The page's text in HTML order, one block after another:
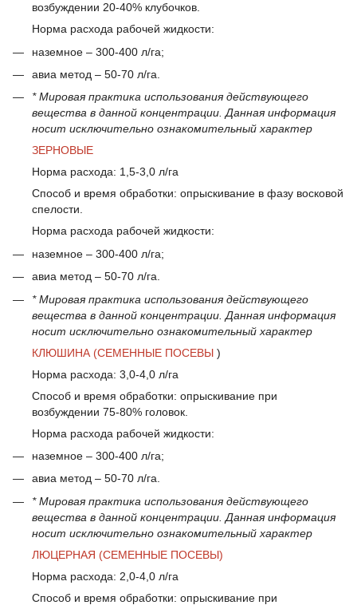
возбуждении 20-40% клубочков.
Норма расхода рабочей жидкости:
наземное – 300-400 л/га;
авиа метод – 50-70 л/га.
* Мировая практика использования действующего
вещества в данной концентрации. Данная информация
носит исключительно ознакомительный характер
ЗЕРНОВЫЕ
Норма расхода: 1,5-3,0 л/га
Способ и время обработки: опрыскивание в фазу восковой
спелости.
Норма расхода рабочей жидкости:
наземное – 300-400 л/га;
авиа метод – 50-70 л/га.
* Мировая практика использования действующего
вещества в данной концентрации. Данная информация
носит исключительно ознакомительный характер
КЛЮШИНА (СЕМЕННЫЕ ПОСЕВЫ )
Норма расхода: 3,0-4,0 л/га
Способ и время обработки: опрыскивание при
возбуждении 75-80% головок.
Норма расхода рабочей жидкости:
наземное – 300-400 л/га;
авиа метод – 50-70 л/га.
* Мировая практика использования действующего
вещества в данной концентрации. Данная информация
носит исключительно ознакомительный характер
ЛЮЦЕРНАЯ (СЕМЕННЫЕ ПОСЕВЫ)
Норма расхода: 2,0-4,0 л/га
Способ и время обработки: опрыскивание при